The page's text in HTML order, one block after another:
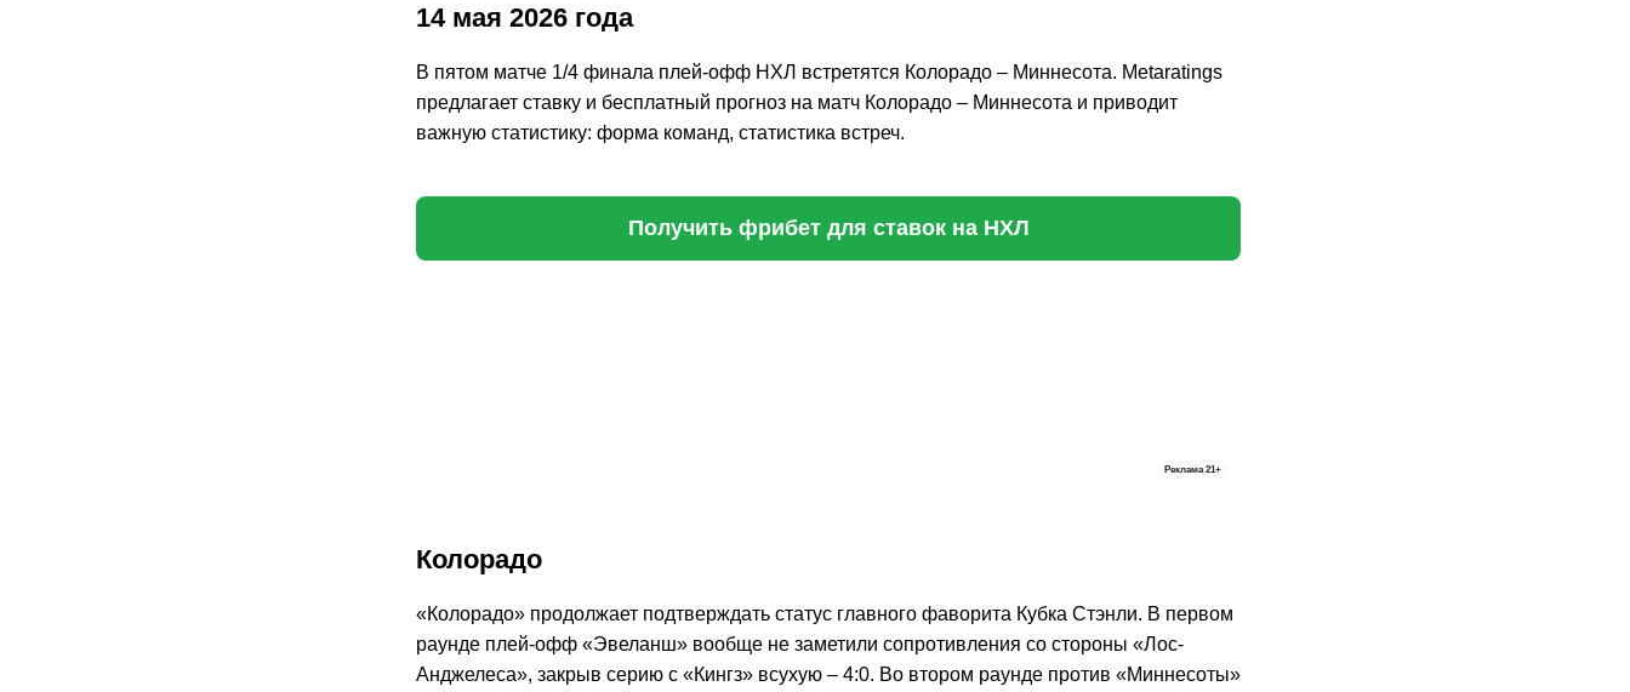
14 мая 2026 года
В пятом матче 1/4 финала плей-офф НХЛ встретятся Колорадо – Миннесота. Metaratings
предлагает ставку и бесплатный прогноз на матч Колорадо – Миннесота и приводит
важную статистику: форма команд, статистика встреч.
Получить фрибет для ставок на НХЛ
Реклама 21+
Колорадо
«Колорадо» продолжает подтверждать статус главного фаворита Кубка Стэнли. В первом
раунде плей-офф «Эвеланш» вообще не заметили сопротивления со стороны «Лос-
Анджелеса», закрыв серию с «Кингз» всухую – 4:0. Во втором раунде против «Миннесоты»